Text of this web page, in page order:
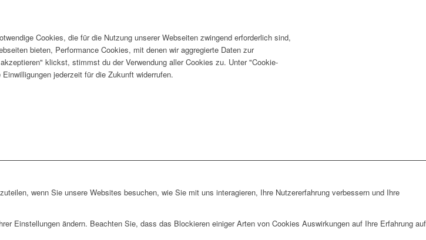
Cookies, die für die Nutzung unserer Webseiten zwingend erforderlich sind,
bieten, Performance Cookies, mit denen wir aggregierte Daten zur
klickst, stimmst du der Verwendung aller Cookies zu. Unter "Cookie-
jederzeit für die Zukunft widerrufen.
wenn Sie unsere Websites besuchen, wie Sie mit uns interagieren, Ihre Nutzererfahrung verbessern und Ihre
Einstellungen ändern. Beachten Sie, dass das Blockieren einiger Arten von Cookies Auswirkungen auf Ihre Erfahrung auf